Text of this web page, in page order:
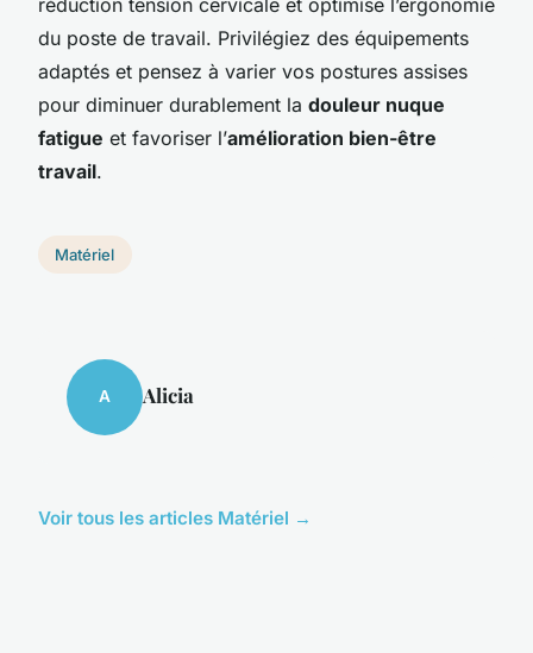
du poste de travail. Privilégiez des équipements
adaptés et pensez à varier vos postures assises
pour diminuer durablement la douleur nuque
fatigue et favoriser l’amélioration bien-être
travail.
Matériel
A Alicia
Voir tous les articles Matériel →